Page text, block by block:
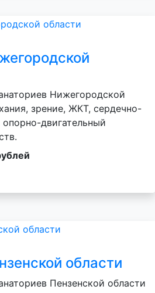
Нижегородской
зрение, ЖКТ, сердечно-
двигательный
области
Пензенской области